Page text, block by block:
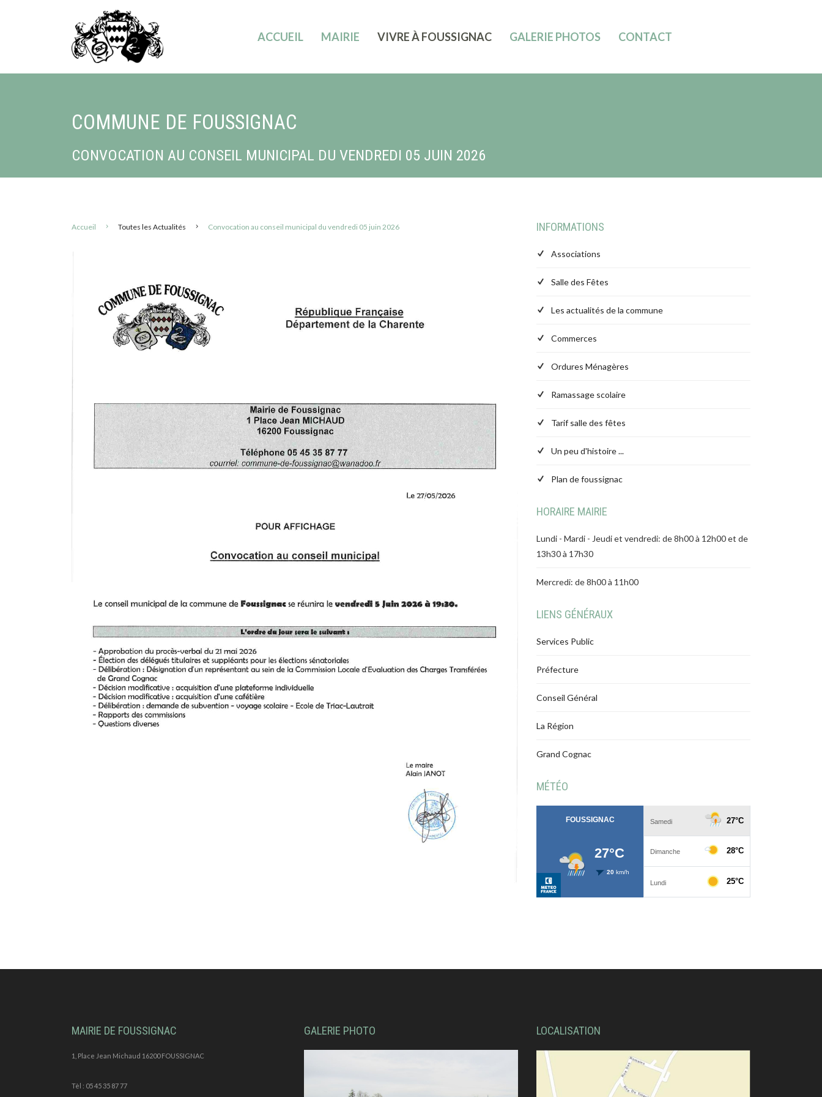
ACCUEIL MAIRIE VIVRE À FOUSSIGNAC GALERIE PHOTOS CONTACT
COMMUNE DE FOUSSIGNAC
CONVOCATION AU CONSEIL MUNICIPAL DU VENDREDI 05 JUIN 2026
Accueil Toutes les Actualités Convocation au conseil municipal du vendredi 05 juin 2026 INFORMATIONS
Associations
Salle des Fêtes
Les actualités de la commune
Commerces
Ordures Ménagères
Ramassage scolaire
Tarif salle des fêtes
Un peu d'histoire ...
Plan de foussignac
HORAIRE MAIRIE
Lundi - Mardi - Jeudi et vendredi: de 8h00 à 12h00 et de
13h30 à 17h30
Mercredi: de 8h00 à 11h00
LIENS GÉNÉRAUX
Services Public
Préfecture
Conseil Général
La Région
Grand Cognac
MÉTÉO
MAIRIE DE FOUSSIGNAC
1, Place Jean Michaud 16200 FOUSSIGNAC
Tèl : 05 45 35 87 77
GALERIE PHOTO LOCALISATION